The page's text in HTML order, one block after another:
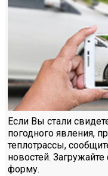
Если Вы стали
погодного явления,
теплотрассы,
новостей.
форму.